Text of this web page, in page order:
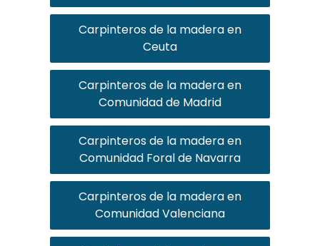
Carpinteros de la madera en
Ceuta
Carpinteros de la madera en
Comunidad de Madrid
Carpinteros de la madera en
Comunidad Foral de Navarra
Carpinteros de la madera en
Comunidad Valenciana